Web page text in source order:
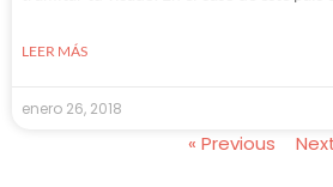
LEER MÁS
enero 26, 2018
« Previous